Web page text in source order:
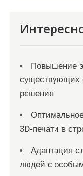
Повышение
существующих
решения
3D-печати в
Адаптация
людей с